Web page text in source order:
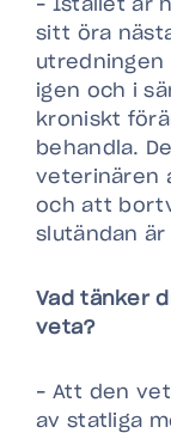
– Istället är
sitt öra
utredningen
igen och i
kroniskt
behandla.
veterinären
och att
slutändan
Vad tänker
veta?
– Att den
av statliga